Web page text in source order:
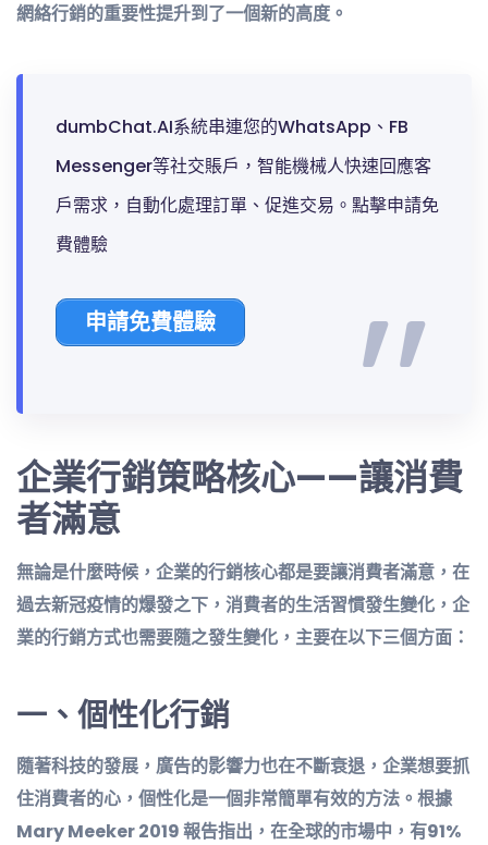
網絡行銷的重要性提升到了一個新的高度。
dumbChat.AI系統串連您的WhatsApp、FB
Messenger等社交賬戶，智能機械人快速回應客
戶需求，自動化處理訂單、促進交易。點擊申請免
費體驗
申請免費體驗
企業行銷策略核心——讓消費
者滿意
無論是什麼時候，企業的行銷核心都是要讓消費者滿意，在
過去新冠疫情的爆發之下，消費者的生活習慣發生變化，企
業的行銷方式也需要隨之發生變化，主要在以下三個方面：
一、 個性化行銷
隨著科技的發展，廣告的影響力也在不斷衰退，企業想要抓
住消費者的心，個性化是一個非常簡單有效的方法。根據
Mary Meeker 2019 報告指出，在全球的市場中，有91%